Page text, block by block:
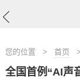
您的位置 > 首页
全国首例“AI声